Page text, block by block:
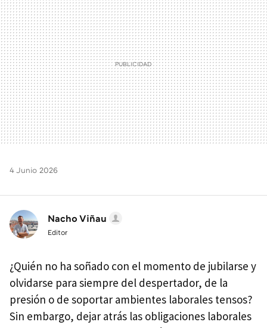
4 Junio 2026
Nacho Viñau
Editor
¿Quién no ha soñado con el momento de jubilarse y
olvidarse para siempre del despertador, de la
presión o de soportar ambientes laborales tensos?
Sin embargo, dejar atrás las obligaciones laborales